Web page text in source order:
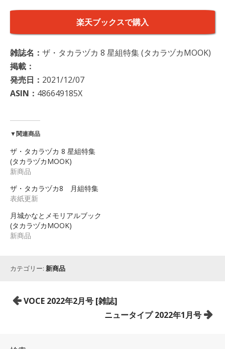
楽天ブックスで購入
雑誌名： ザ・タカラヅカ 8 星組特集 (タカラヅカMOOK)
掲載：
発売日： 2021/12/07
ASIN： 486649185X
▼関連商品
ザ・タカラヅカ 8 星組特集
(タカラヅカMOOK)
新商品
ザ・タカラヅカ8 月組特集
表紙更新
月城かなとメモリアルブック
(タカラヅカMOOK)
新商品
カテゴリー: 新商品
投VOCE 2022年2月号 [雑誌]
ニュータイプ 2022年1月号